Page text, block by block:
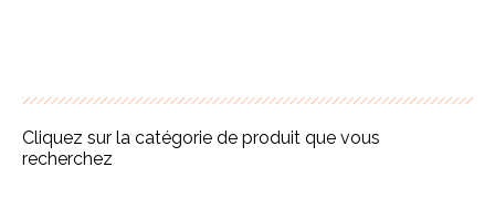
Cliquez sur la catégorie de produit que vous
recherchez